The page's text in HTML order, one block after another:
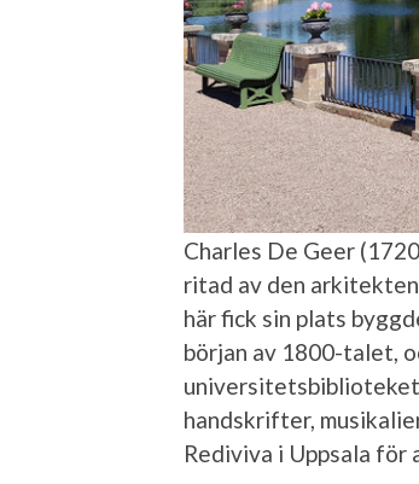
Charles De Geer
ritad av den
här fick sin plats
början av 1800-talet,
handskrifter,
Rediviva i Uppsala